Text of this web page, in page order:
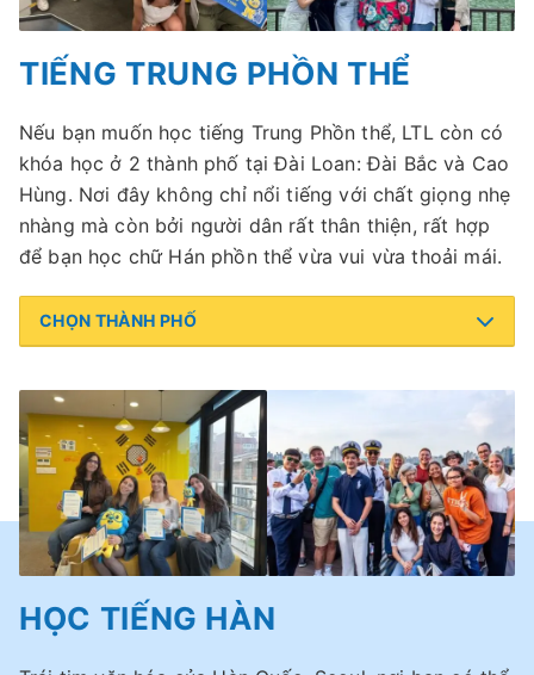
TIẾNG TRUNG PHỒN THỂ
Nếu bạn muốn học tiếng Trung Phồn thể, LTL còn có
khóa học ở 2 thành phố tại Đài Loan: Đài Bắc và Cao
Hùng. Nơi đây không chỉ nổi tiếng với chất giọng nhẹ
nhàng mà còn bởi người dân rất thân thiện, rất hợp
để bạn học chữ Hán phồn thể vừa vui vừa thoải mái.
CHỌN THÀNH PHỐ
HỌC TIẾNG HÀN